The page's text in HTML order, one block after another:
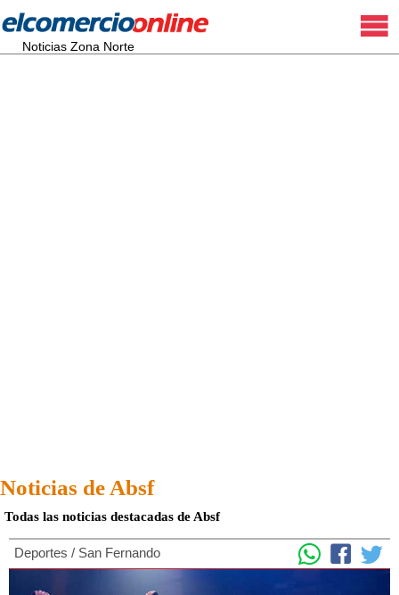
Noticias Zona Norte
Noticias de Absf
Todas las noticias destacadas de Absf
Deportes / San Fernando